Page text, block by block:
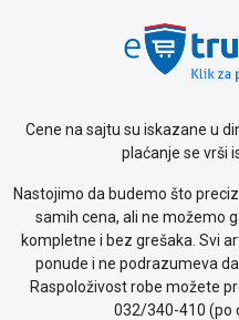
Saobraznost
prijava
privatnosti
Politika
o
kolačićima
Provera
Cene na sajtu su iskazane u
plaćanje se vrši
Nastojimo da budemo što
samih cena, ali ne možemo
kompletne i bez grešaka. Svi
ponude i ne podrazumeva
Raspoloživost robe možete
032/340-410 (po